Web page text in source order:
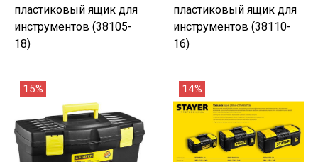
пластиковый ящик для
инструментов (38105-
18)
пластиковый ящик для
инструментов (38110-
16)
15% 14%